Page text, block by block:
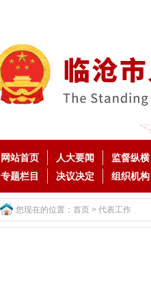
网站首页 人大要闻 监督纵横
专题栏目
决议决定 组织机构
您现在的位置： 首页 > 代表工作